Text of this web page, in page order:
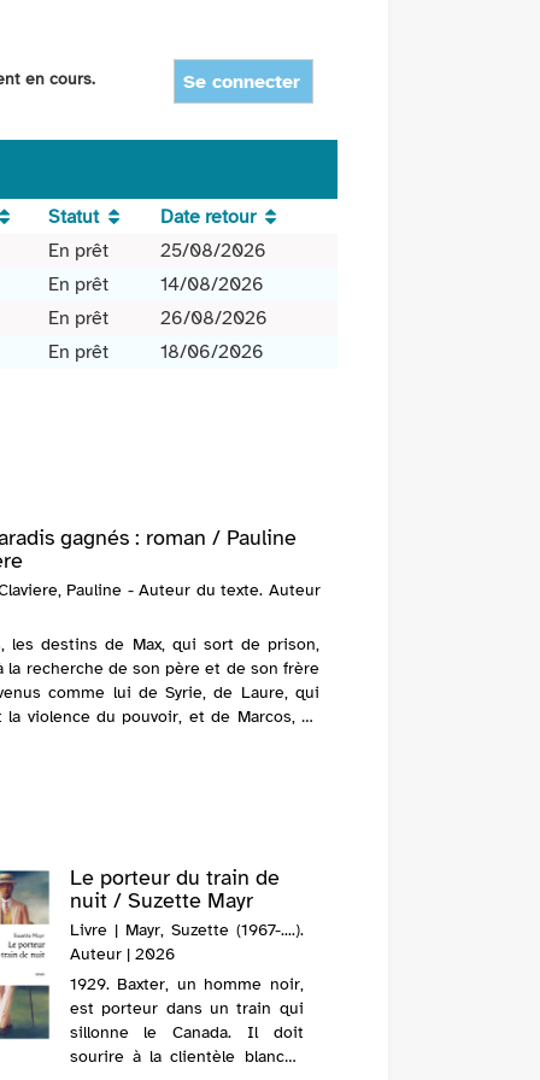
en cours. Se connecter
Statut
Date retour
En prêt
25/08/2026
En prêt
14/08/2026
En prêt
26/08/2026
En prêt 18/06/2026
gagnés : roman / Pauline
Pauline - Auteur du texte. Auteur
les destins de Max, qui sort de prison,
la recherche de son père et de son frère
comme lui de Syrie, de Laure, qui
la violence du pouvoir, et de Marcos, se
Le porteur du train de
nuit / Suzette Mayr
Livre | Mayr, Suzette (1967-....).
Auteur | 2026
1929. Baxter, un homme noir,
est porteur dans un train qui
sillonne le Canada. Il doit
sourire à la clientèle blanche